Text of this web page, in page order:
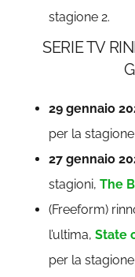
stagione 2.
SERIE TV
29 gennaio
per la
27 gennaio
stagioni,The
(Freeform)
l’ultima,State
per la